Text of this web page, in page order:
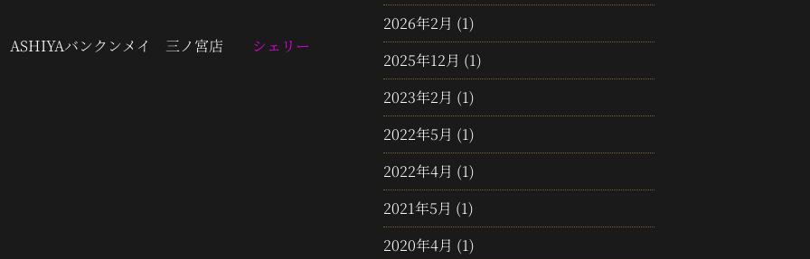
バンクンメイ 三ノ宮店 シェリー
2026年2月 (1)
2025年12月 (1)
2023年2月 (1)
2022年5月 (1)
2022年4月 (1)
2021年5月 (1)
2020年4月 (1)